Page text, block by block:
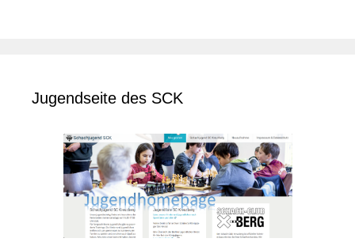
Jugendseite des SCK